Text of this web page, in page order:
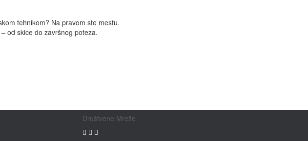
tehnikom? Na pravom ste mestu.
od skice do završnog poteza.
Društvene Mreže